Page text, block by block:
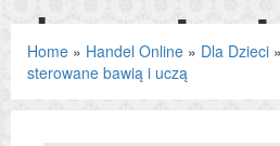
bawią
Home » Handel Online » Dla Dzieci »
sterowane bawią i uczą